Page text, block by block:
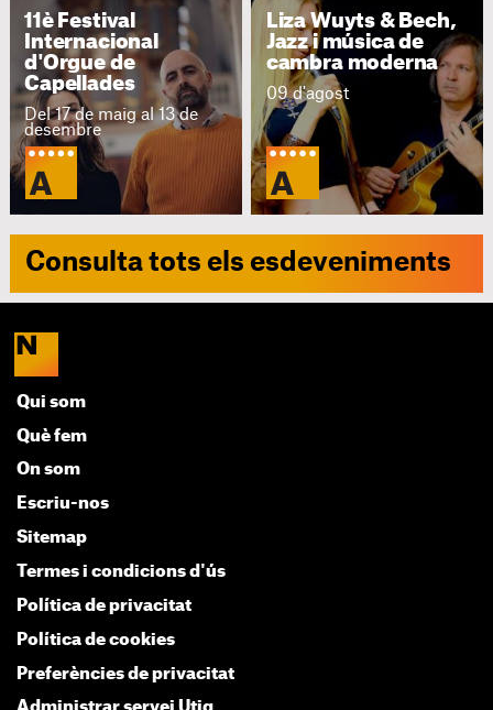
11è Festival
Internacional
d'Orgue de
Capellades
Del 17 de maig al 13 de
desembre
Liza Wuyts & Bech,
Jazz i música de
cambra moderna
09 d'agost
Consulta tots els esdeveniments
Qui som
Què fem
On som
Escriu-nos
Sitemap
Termes i condicions d'ús
Política de privacitat
Política de cookies
Preferències de privacitat